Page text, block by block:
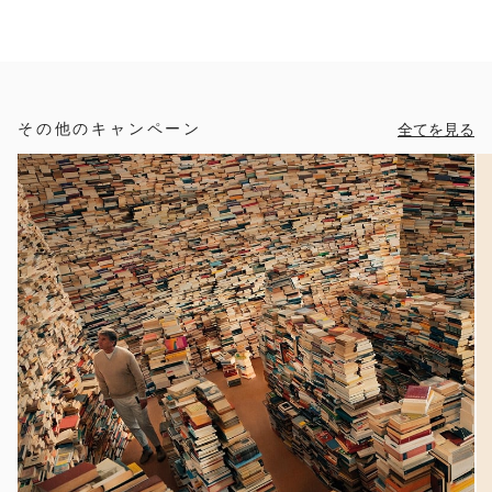
その他のキャンペーン 全てを見る